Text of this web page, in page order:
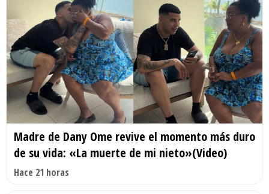
Madre de Dany Ome revive el momento más duro
de su vida: «La muerte de mi nieto»(Video)
Hace 21 horas